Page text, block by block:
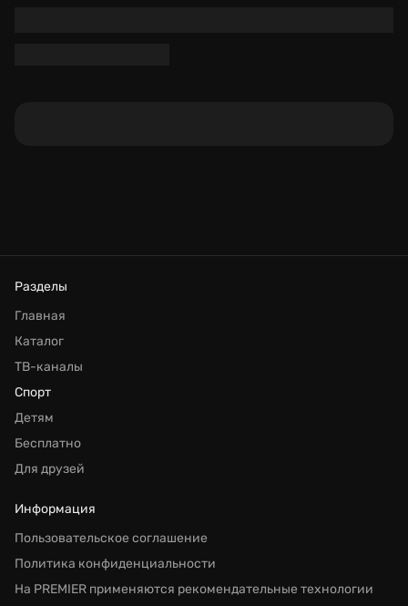
Разделы
Главная
Каталог
ТВ-каналы
Спорт
Детям
Бесплатно
Для друзей
Информация
Пользовательское соглашение
Политика конфиденциальности
На PREMIER применяются рекомендательные технологии